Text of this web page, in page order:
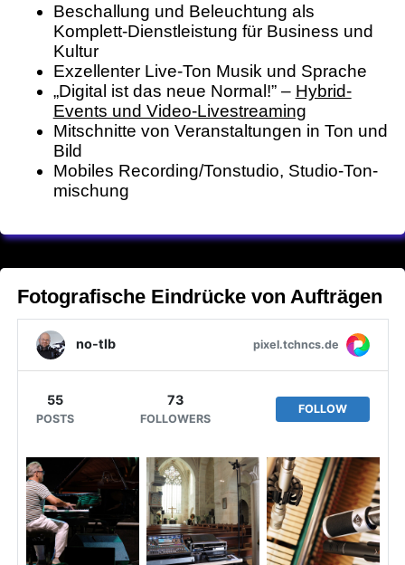
Beschallung und Beleuchtung als
Komplett-Dienst­leistung für Busi­ness und
Kultur
Exzellenter Live-Ton Musik und Sprache
„Digital ist das neue Normal!” – Hybrid-
Events und Video-Live­streaming
Mit­schnit­te von Veran­staltungen in Ton und
Bild
Mobiles Recording/Tonstudio, Studio-Ton­
mischung
Fotografische Eindrücke von Aufträgen